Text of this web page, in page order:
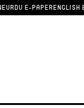
URDU E-PAPERENGLISH